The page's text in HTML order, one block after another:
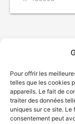
Pour offrir les
telles que les cookies
appareils. Le fait de
traiter des données
uniques sur ce site. Le
consentement peut